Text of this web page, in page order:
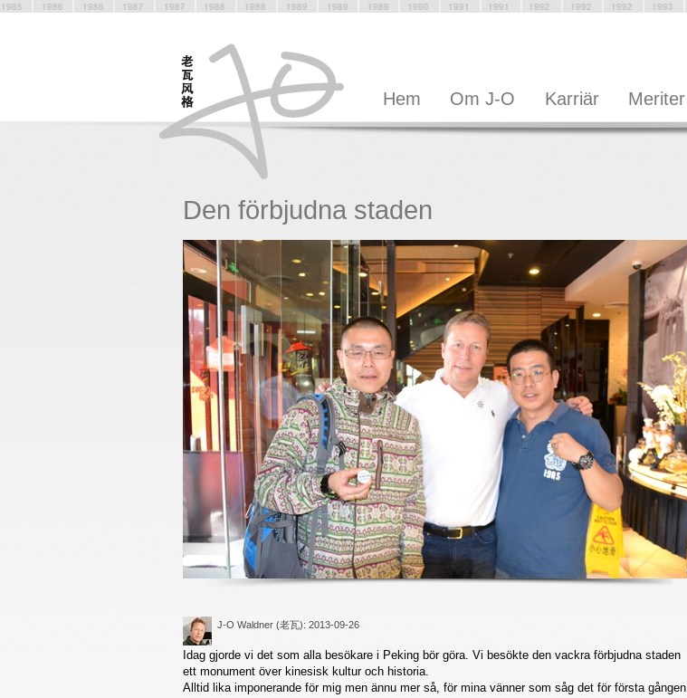
Hem Om J-O Karriär Meriter
Den förbjudna staden
J-O Waldner (老瓦): 2013-09-26
Idag gjorde vi det som alla besökare i Peking bör göra. Vi besökte den vackra förbjudna staden
ett monument över kinesisk kultur och historia.
Alltid lika imponerande för mig men ännu mer så, för mina vänner som såg det för första gången.